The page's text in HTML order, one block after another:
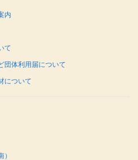
内
て
団体利用届について
について